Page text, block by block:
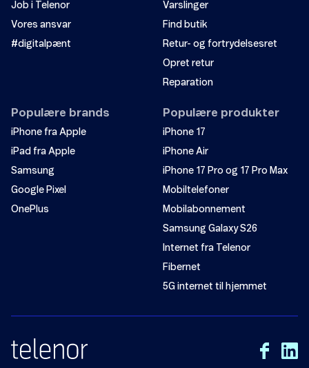
Job i Telenor
Vores ansvar
#digitalpænt
Varslinger
Find butik
Retur- og fortrydelsesret
Opret retur
Reparation
Populære brands
iPhone fra Apple
iPad fra Apple
Samsung
Google Pixel
OnePlus
Populære produkter
iPhone 17
iPhone Air
iPhone 17 Pro og 17 Pro Max
Mobiltelefoner
Mobilabonnement
Samsung Galaxy S26
Internet fra Telenor
Fibernet
5G internet til hjemmet